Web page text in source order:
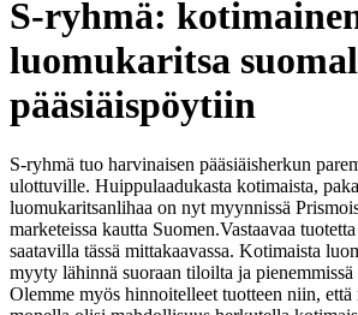
S-ryhmä:
luomukaritsa
pääsiäispöytiin
S-ryhmä tuo harvinaisen pääsiäisherkun
ulottuville. Huippulaadukasta kotimaista,
luomukaritsanlihaa on nyt myynnissä
marketeissa kautta Suomen.Vastaavaa
saatavilla tässä mittakaavassa. Kotimaista
myyty lähinnä suoraan tiloilta ja pienemmissä
Olemme myös hinnoitelleet tuotteen niin,